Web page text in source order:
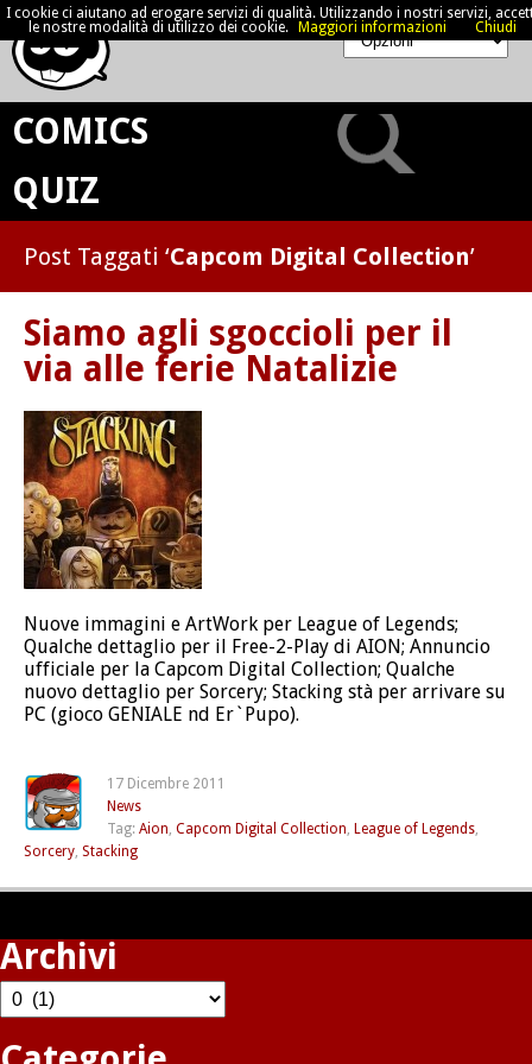
COMICS
QUIZ
Post Taggati ‘Capcom Digital Collection’
Siamo agli sgoccioli per il
via alle ferie Natalizie
Nuove immagini e ArtWork per League of Legends;
Qualche dettaglio per il Free-2-Play di AION; Annuncio
ufficiale per la Capcom Digital Collection; Qualche
nuovo dettaglio per Sorcery; Stacking stà per arrivare su
PC (gioco GENIALE nd Er`Pupo).
17 Dicembre 2011
News
Tag: Aion, Capcom Digital Collection, League of Legends,
Sorcery, Stacking
Archivi
Archivi
I cookie ci aiutano ad erogare servizi di qualità. Utilizzando i nostri servizi,
le nostre modalità di utilizzo dei cookie.
Maggiori informazioni Chiudi